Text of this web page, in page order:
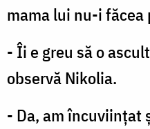
mama lui nu-i făcea
- Îi e greu să o
observă Nikolia.
- Da, am încuviinţat